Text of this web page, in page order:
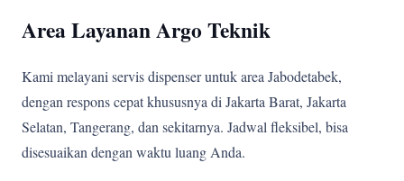
Area Layanan Argo Teknik
Kami melayani servis dispenser untuk area Jabodetabek,
dengan respons cepat khususnya di Jakarta Barat, Jakarta
Selatan, Tangerang, dan sekitarnya. Jadwal fleksibel, bisa
disesuaikan dengan waktu luang Anda.